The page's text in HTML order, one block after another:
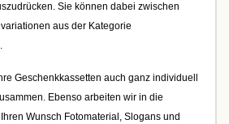
Sie können dabei zwischen
aus der Kategorie
Geschenkkassetten auch ganz individuell
Ebenso arbeiten wir in die
Wunsch Fotomaterial, Slogans und